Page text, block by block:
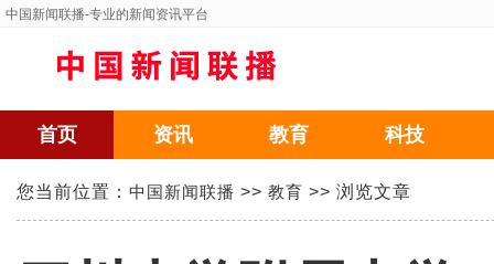
中国新闻联播-专业的新闻资讯平台
首页 资讯 教育 科技
您当前位置： 中国新闻联播 >> 教育 >> 浏览文章